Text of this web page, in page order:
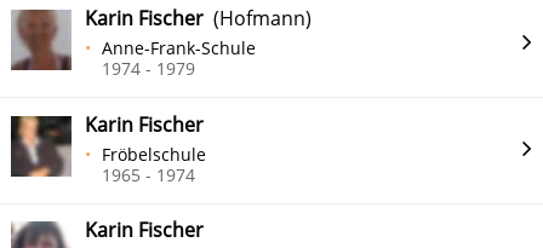
Karin Fischer (Hofmann)
Anne-Frank-Schule
1974 - 1979
Karin Fischer
Fröbelschule
1965 - 1974
Karin Fischer